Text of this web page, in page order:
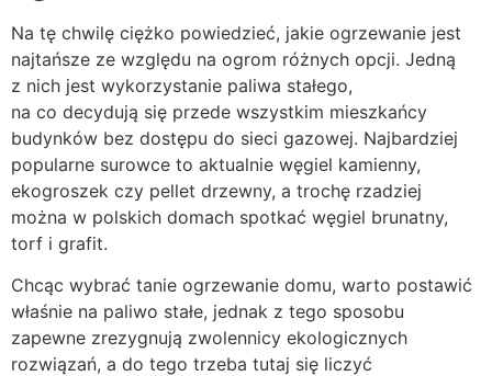
Na tę chwilę ciężko powiedzieć, jakie ogrzewanie jest
najtańsze ze względu na ogrom różnych opcji. Jedną
z nich jest wykorzystanie paliwa stałego,
na co decydują się przede wszystkim mieszkańcy
budynków bez dostępu do sieci gazowej. Najbardziej
popularne surowce to aktualnie węgiel kamienny,
ekogroszek czy pellet drzewny, a trochę rzadziej
można w polskich domach spotkać węgiel brunatny,
torf i grafit.
Chcąc wybrać tanie ogrzewanie domu, warto postawić
właśnie na paliwo stałe, jednak z tego sposobu
zapewne zrezygnują zwolennicy ekologicznych
rozwiązań, a do tego trzeba tutaj się liczyć